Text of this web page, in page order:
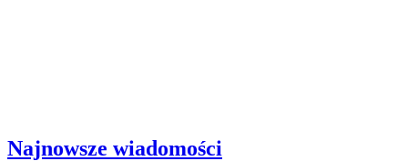
Najnowsze wiadomości